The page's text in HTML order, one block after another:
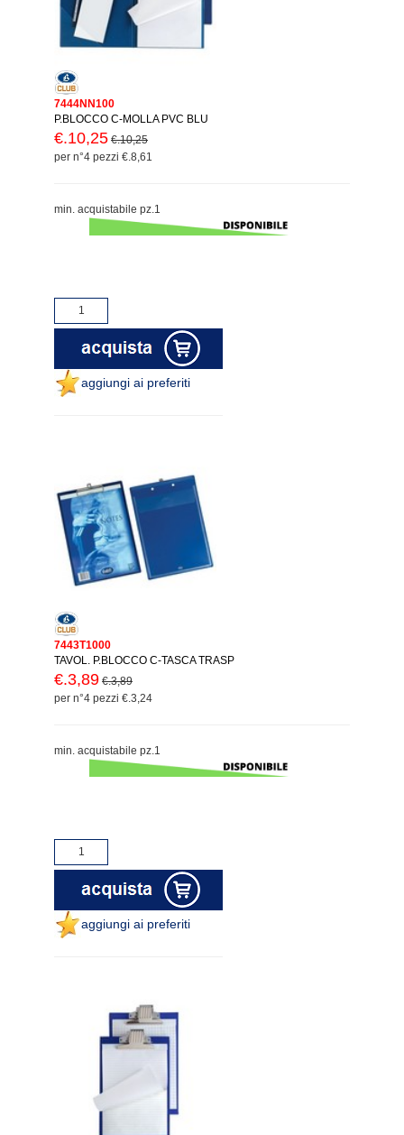
7444NN100
P.BLOCCO C-MOLLA PVC BLU
€.10,25 €.10,25
per n°4 pezzi €.8,61
min. acquistabile pz.1
aggiungi ai preferiti
7443T1000
TAVOL. P.BLOCCO C-TASCA TRASP
€.3,89 €.3,89
per n°4 pezzi €.3,24
min. acquistabile pz.1
aggiungi ai preferiti